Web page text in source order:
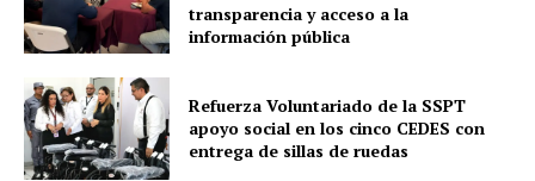
transparencia y acceso a la
información pública
Refuerza Voluntariado de la SSPT
apoyo social en los cinco CEDES con
entrega de sillas de ruedas